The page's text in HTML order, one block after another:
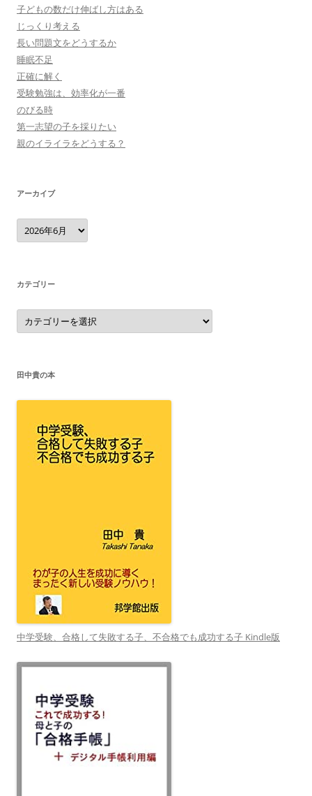
子どもの数だけ伸ばし方はある
じっくり考える
長い問題文をどうするか
睡眠不足
正確に解く
受験勉強は、効率化が一番
のびる時
第一志望の子を採りたい
親のイライラをどうする？
アーカイブ
ア
ー
カ
カテゴリー
カ
テ
ゴ
田中貴の本
中学受験、合格して失敗する子、不合格でも成功する子 Kindle版